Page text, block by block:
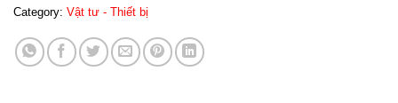
Category: Vật tư - Thiết bị